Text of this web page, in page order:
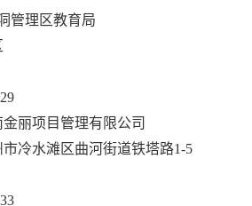
管理区教育局
金丽项目管理有限公司
冷水滩区曲河街道铁塔路1-5